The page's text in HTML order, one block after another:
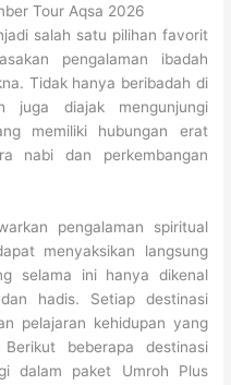
Tour Aqsa 2026
salah satu pilihan favorit
pengalaman ibadah
Tidak hanya beribadah di
juga diajak mengunjungi
memiliki hubungan erat
nabi dan perkembangan
pengalaman spiritual
menyaksikan langsung
selama ini hanya dikenal
hadis. Setiap destinasi
pelajaran kehidupan yang
beberapa destinasi
dalam paket Umroh Plus